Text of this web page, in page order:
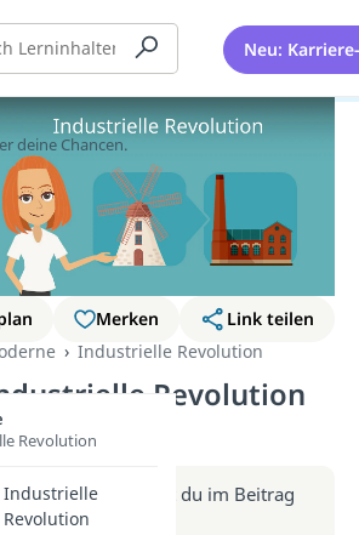
Neu:
Merken
Link teilen
Industrielle Revolution
Revolution
Weitere Infos erhältst du im Beitrag
zum Video
sich!
deine Chancen.
Revolution
Industrielle
Revolution